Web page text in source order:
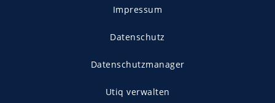
Impressum
Datenschutz
Datenschutzmanager
Utiq verwalten